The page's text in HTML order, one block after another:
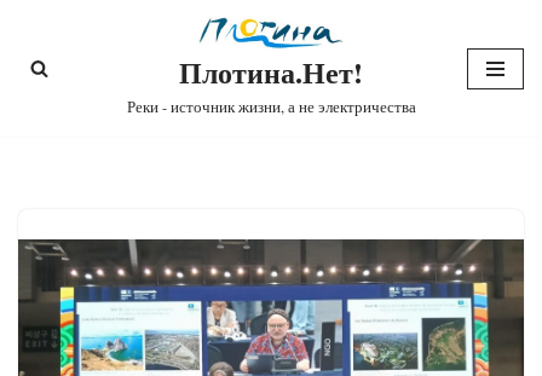
Перейти
Плотина.Нет!
Реки - источник жизни, а не электричества